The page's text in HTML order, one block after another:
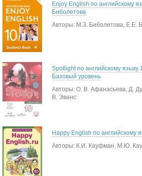
Enjoy English по английскому
Биболетова
Авторы: М.З. Биболетова, Е.Е.
Spotlight по английскому
Базовый уровень
Авторы: О. В. Афанасьева, Д.
В. Эванс
Happy English по английскому
Авторы: К.И. Кауфман, М.Ю.